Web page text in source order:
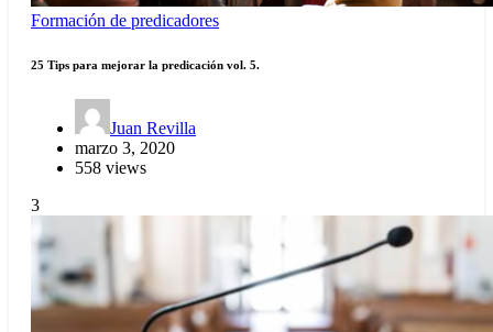
Formación de predicadores
25 Tips para mejorar la predicación vol. 5.
Juan Revilla
marzo 3, 2020
558 views
3